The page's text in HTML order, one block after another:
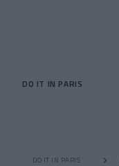
DO IT IN PARIS
DO IT IN PARIS